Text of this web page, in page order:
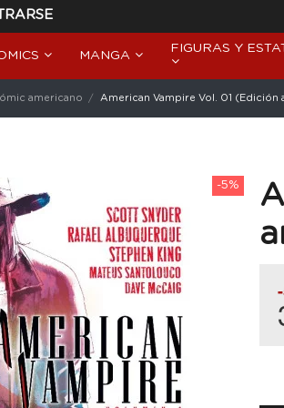
MANGA
FIGURAS Y
americano American Vampire Vol. 01 (Edición
-5%